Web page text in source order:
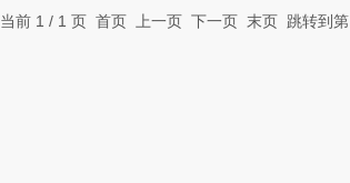
当前 1 / 1 页 首页 上一页 下一页 末页 跳转到第